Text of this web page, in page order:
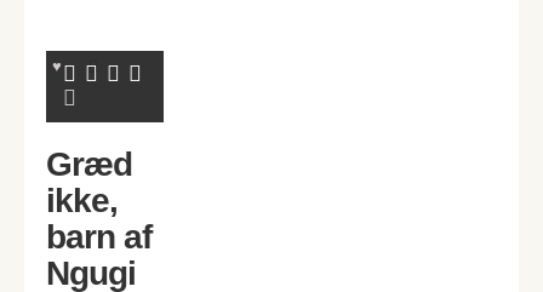
Græd
ikke,
barn af
Ngugi